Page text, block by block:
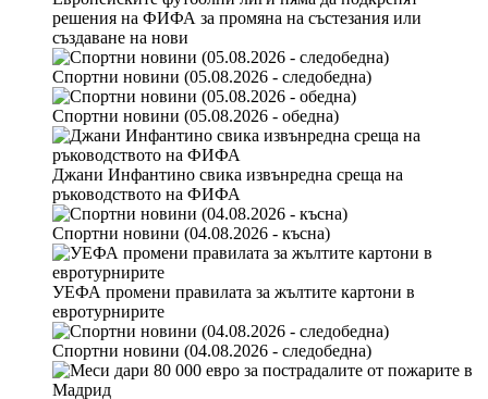
Голям пожар в Пловдивско (ВИДЕО+СНИМКИ)
решения на ФИФА за промяна на състезания или
създаване на нови
Спортни новини (05.08.2026 - следобедна)
Спортни новини (05.08.2026 - обедна)
Джани Инфантино свика извънредна среща на
ръководството на ФИФА
Спортни новини (04.08.2026 - късна)
УЕФА промени правилата за жълтите картони в
евротурнирите
Спортни новини (04.08.2026 - следобедна)